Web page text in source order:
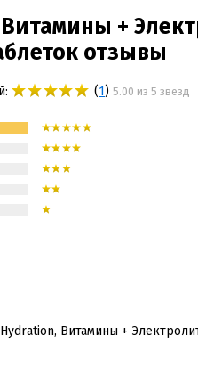
+
отзывы
(1)5.00 из 5 звезд
Витамины +